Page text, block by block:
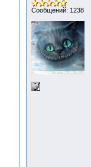
Сообщений: 1238